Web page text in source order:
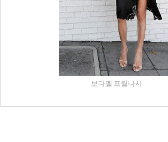
보다멜 프릴나시